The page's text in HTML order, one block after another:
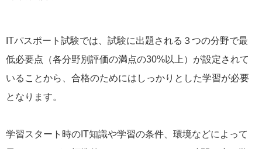
ITパスポート試験では、試験に出題される３つの分野で最
低必要点（各分野別評価の満点の30%以上）が設定されて
いることから、合格のためにはしっかりとした学習が必要
となります。
学習スタート時のIT知識や学習の条件、環境などによって